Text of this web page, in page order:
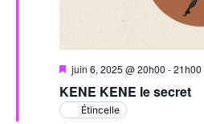
KENE KENE le secret
Mis
avant
juin 6, 2025 @ 20h00 -21h00
Étincelle